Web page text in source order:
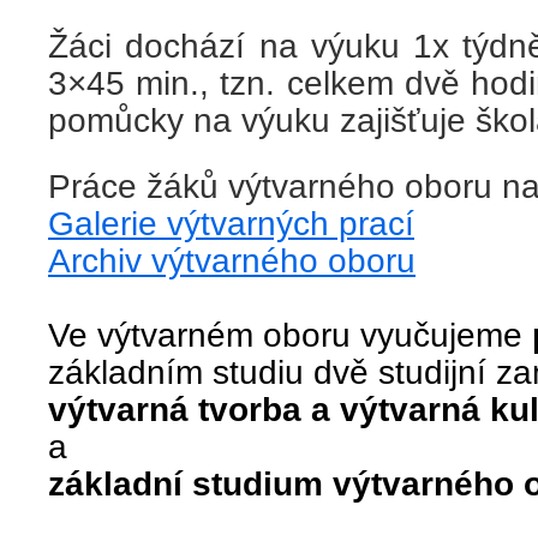
Žáci dochází na výuku 1x
3×45 min., tzn. celkem dvě
pomůcky na výuku zajišťuje
Práce žáků výtvarného oboru
Galerie výtvarných prací
Archiv výtvarného oboru
Ve výtvarném oboru vyučujeme
základním studiu dvě studijní
výtvarná tvorba a výtvarná
a
základní studium výtvarného